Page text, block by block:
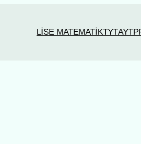
LİSE MATEMATİKTYTAYT